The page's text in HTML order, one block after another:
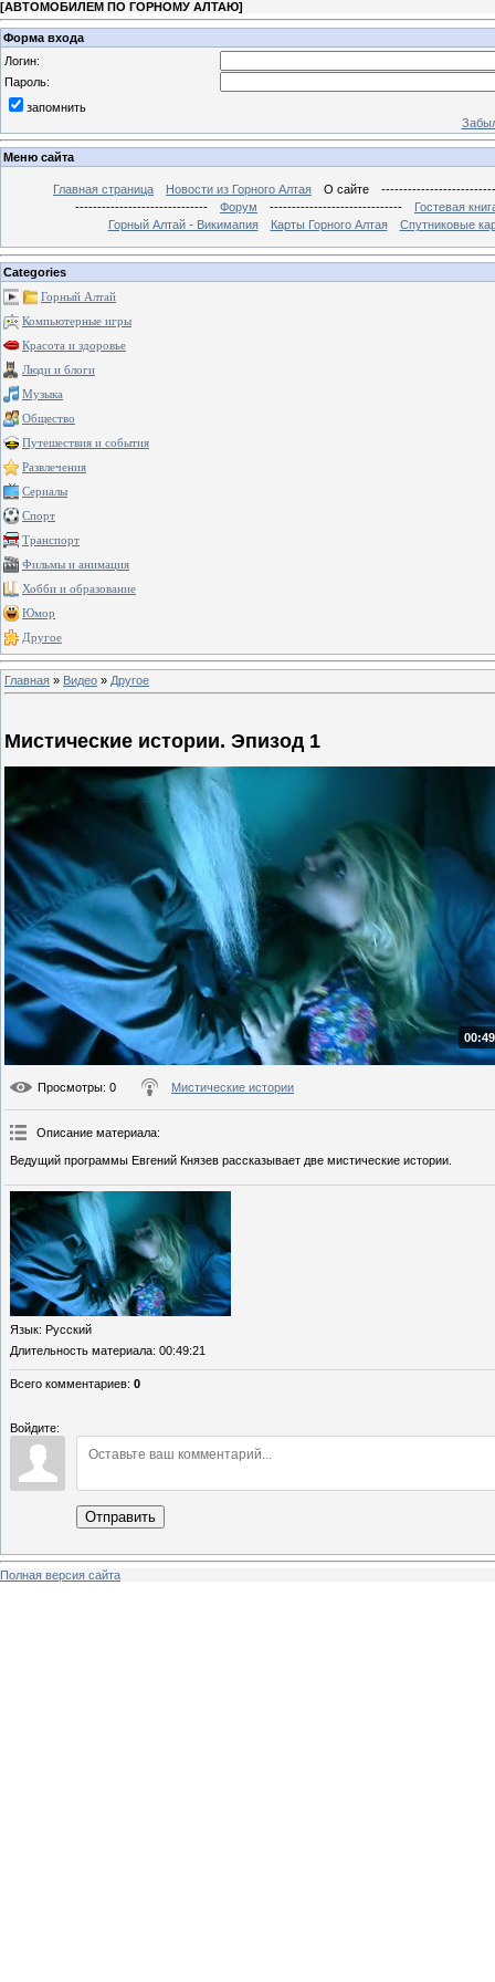
[АВТОМОБИЛЕМ ПО ГОРНОМУ АЛТАЮ]
Форма входа
Логин:
Пароль:
запомнить
Меню сайта
Главная страница Новости из Горного Алтая О сайте
------------------------------
Форум ------------------------------
Гостевая
Горный Алтай - Викимапия
Карты Горного Алтая Спутниковые
Categories
Горный Алтай
Компьютерные игры
Красота и здоровье
Люди и блоги
Музыка
Общество
Путешествия и события
Развлечения
Сериалы
Спорт
Транспорт
Фильмы и анимация
Хобби и образование
Юмор
Другое
Главная » Видео » Другое
Мистические истории. Эпизод 1
Просмотры: 0 Мистические истории
Описание материала:
Ведущий программы Евгений Князев рассказывает две мистические истории.
Язык: Русский
Длительность материала: 00:49:21
Всего комментариев: 0
Войдите:
Отправить
Полная версия сайта